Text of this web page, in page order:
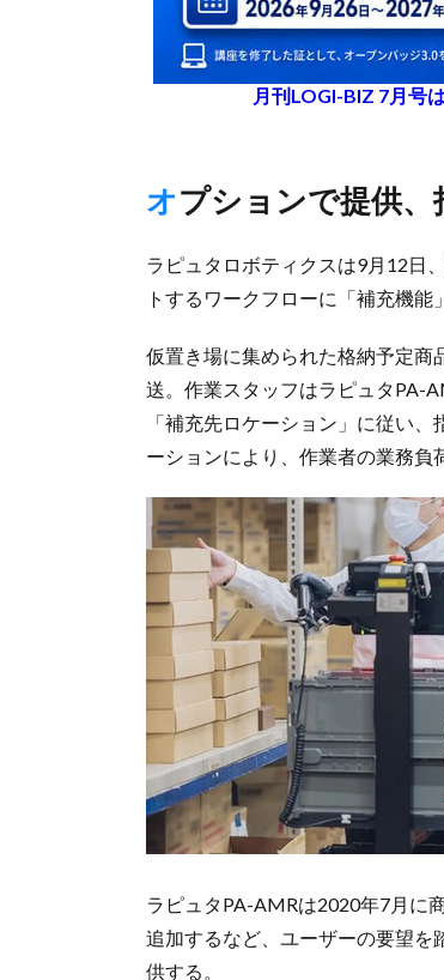
月刊LOGI-BIZ 7月号
オプションで提供
ラピュタロボティクスは9月12日
トするワークフローに「補充機能
仮置き場に集められた格納予定商
送。作業スタッフはラピュタPA-
「補充先ロケーション」に従い
ーションにより、作業者の業務負
ラピュタPA-AMRは2020年7月に
追加するなど、ユーザーの要望を
供する。